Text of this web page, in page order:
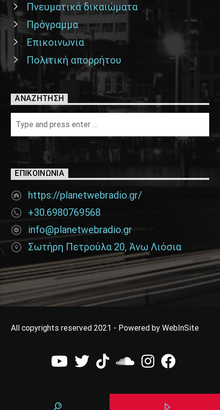
Πνευματικά δικαιώματα
Πρόγραμμα
Επικοινωνία
Πολιτική απορρήτου
ΑΝΑΖΉΤΗΣΗ
ΕΠΙΚΟΙΝΩΝΊΑ
https://planetwebradio.gr/
+30.6980769568
info@planetwebradio.gr
Σωτήρη Πετρούλα 20, Άνω Λιόσια
All copyrights reserved 2021 - Powered by WebInSite